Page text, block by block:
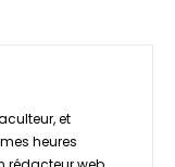
et
heures